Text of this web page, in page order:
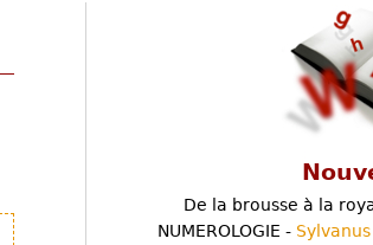
De la brousse à la
NUMEROLOGIE - Sylvanus